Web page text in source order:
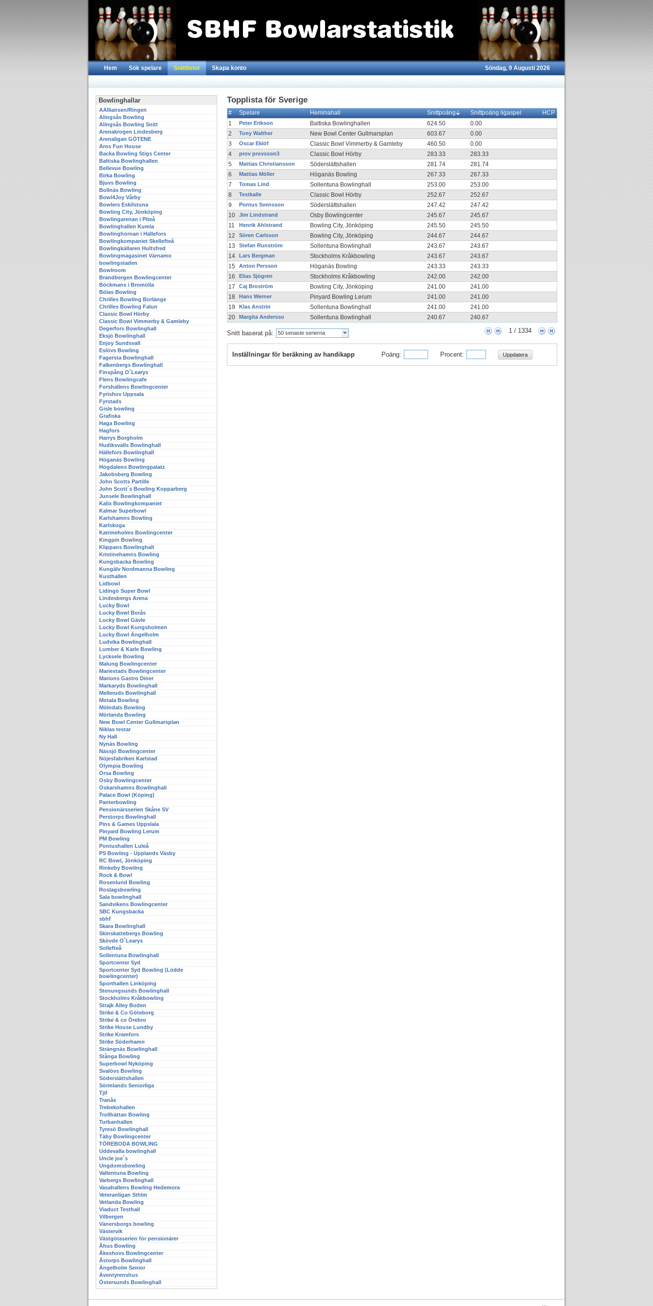
Söndag, 9 Augusti 2026
Hem Sök spelare Snittlistor Skapa konto
Bowlinghallar
AAlliansen/Ringen
Alingsås Bowling
Alingsås Bowling Snitt
Arenakrogen Lindesberg
Arenaligan GÖTENE
Aros Fun House
Backa Bowling Stigs Center
Baltiska Bowlinghallen
Bellevue Bowling
Birka Bowling
Bjuvs Bowling
Bollnäs Bowling
Bowl4Joy Vårby
Bowlers Eskilstuna
Bowling City, Jönköping
Bowlingarenan i Piteå
Bowlinghallen Kumla
Bowlinghörnan i Hällefors
Bowlingkompaniet Skellefteå
Bowlingkällaren Hultsfred
Bowlingmagasinet Värnamo
bowlingstaden
Bowlroom
Brandbergen Bowlingcenter
Böckmans i Bromölla
Bölas Bowling
Chrilles Bowling Borlänge
Chrilles Bowling Falun
Classic Bowl Hörby
Classic Bowl Vimmerby & Gamleby
Degerfors Bowlinghall
Eksjö Bowlinghall
Enjoy Sundsvall
Eslövs Bowling
Fagersta Bowlinghall
Falkenbergs Bowlinghall
Finspång O´Learys
Flens Bowlingcafe
Forshallens Bowlingcenter
Fyrishov Uppsala
Fyrstads
Gisle bowling
Grafiska
Haga Bowling
Hagfors
Harrys Borgholm
Hudiksvalls Bowlinghall
Hällefors Bowlinghall
Höganäs Bowling
Högdalens Bowlingpalatz
Jakobsberg Bowling
John Scotts Partille
John Scott´s Bowling Kopparberg
Junsele Bowlinghall
Kalix Bowlingkompaniet
Kalmar Superbowl
Karlshamns Bowling
Karlskoga
Katrineholms Bowlingcenter
Kingpin Bowling
Klippans Bowlinghall
Kristinehamns Bowling
Kungsbacka Bowling
Kungälv Nordmanna Bowling
Kusthallen
Lidbowl
Lidingö Super Bowl
Lindesbergs Arena
Lucky Bowl
Lucky Bowl Borås
Lucky Bowl Gävle
Lucky Bowl Kungsholmen
Lucky Bowl Ängelholm
Ludvika Bowlinghall
Lumber & Karle Bowling
Lycksele Bowling
Malung Bowlingcenter
Mariestads Bowlingcenter
Marions Gastro Diner
Markaryds Bowlinghall
Melleruds Bowlinghall
Motala Bowling
Mölndals Bowling
Mörlanda Bowling
New Bowl Center Gullmarsplan
Niklas testar
Ny Hall
Nynäs Bowling
Nässjö Bowlingcenter
Nöjesfabriken Karlstad
Olympia Bowling
Orsa Bowling
Osby Bowlingcenter
Oskarshamns Bowlinghall
Palace Bowl (Köping)
Panterbowling
Pensionärsserien Skåne SV
Perstorps Bowlinghall
Pins & Games Uppslala
Pinyard Bowling Lerum
PM Bowling
Pontushallen Luleå
PS Bowling - Upplands Väsby
RC Bowl, Jönköping
Rinkeby Bowling
Rock & Bowl
Rosenlund Bowling
Roslagsbowling
Sala bowlinghall
Sandvikens Bowlingcenter
SBC Kungsbacka
sbhf
Skara Bowlinghall
Skinskattebergs Bowling
Skövde O´Learys
Sollefteå
Sollentuna Bowlinghall
Sportcenter Syd
Sportcenter Syd Bowling (Lödde
bowlingcenter)
Sporthallen Linköping
Stenungsunds Bowlinghall
Stockholms Kråkbowling
Strajk Alley Boden
Strike & Co Göteborg
Strike & co Örebro
Strike House Lundby
Strike Kramfors
Strike Söderhamn
Strängnäs Bowlinghall
Stånga Bowling
Superbowl Nyköping
Svalövs Bowling
Söderslättshallen
Sörmlands Seniorliga
Tjif
Tranås
Trebekohallen
Trollhättan Bowling
Turbanhallen
Tyresö Bowlinghall
Täby Bowlingcenter
TÖREBODA BOWLING
Uddevalla bowlinghall
Uncle joe´s
Ungdomsbowling
Vallentuna Bowling
Varbergs Bowlinghall
Vasahallens Bowling Hedemora
Veteranligan Sthlm
Vetlanda Bowling
Viaduct Testhall
Vilbergen
Vänersborgs bowling
Västervik
Västgötaserien för pensionärer
Åhus Bowling
Åkeshovs Bowlingcenter
Åstorps Bowlinghall
Ängelholm Senior
Äventyrenshus
Östersunds Bowlinghall
Topplista för Sverige
# Spelare Hemmahall Snittpoäng Snittpoäng ligaspel
HCP
1
Peter Erikson Baltiska Bowlinghallen 624.50
0.00
2
Tony Walther New Bowl Center Gullmarsplan 603.67
0.00
3
Oscar Eklöf Classic Bowl Vimmerby & Gamleby 460.50
0.00
4
prov provsson3 Classic Bowl Hörby 283.33
283.33
5
Mattias Christiansson Söderslättshallen 281.74
281.74
6
Mattias Möller Höganäs Bowling 267.33
267.33
7
Tomas Lind Sollentuna Bowlinghall 253.00
253.00
8
Testkalle Classic Bowl Hörby 252.67
252.67
9
Pontus Svensson Söderslättshallen 247.42
247.42
10
Jim Lindstrand Osby Bowlingcenter 245.67
245.67
11
Henrik Ahlstrand Bowling City, Jönköping 245.50
245.50
12
Sören Carlsson Bowling City, Jönköping 244.67
244.67
13
Stefan Runström Sollentuna Bowlinghall 243.67
243.67
14
Lars Bergman Stockholms Kråkbowling 243.67
243.67
15
Anton Persson Höganäs Bowling 243.33
243.33
16
Elias Sjögren Stockholms Kråkbowling 242.00
242.00
17
Caj Broström Bowling City, Jönköping 241.00
241.00
18
Hans Werner Pinyard Bowling Lerum 241.00
241.00
19
Klas Anstrin Sollentuna Bowlinghall 241.00
241.00
20
Margita Andersso Sollentuna Bowlinghall 240.67 240.67
Snitt baserat på: 50 senaste serierna 1 / 1334
Inställningar för beräkning av handikapp Poäng: Procent: Uppdatera